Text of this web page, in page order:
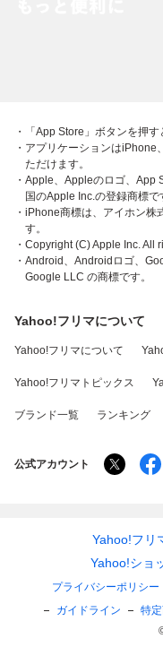
・「App Store」ボタンを押
・アプリケーションは
ただけます。
・Apple、Appleのロゴ、App
国のApple Inc.の登録商標で
・iPhone商標は、アイホン株
す。
・Copyright (C) Apple Inc. All
・Android、Androidロゴ、
Google LLC の商標です。
Yahoo!フリマについて
Yahoo!フリマについて
Yahoo!フリマトピックス
ブランド一覧 ランキング
公式アカウント
Yahoo!フリ
Yahoo!ショ
プライバシーポリシー
ガイドライン
特